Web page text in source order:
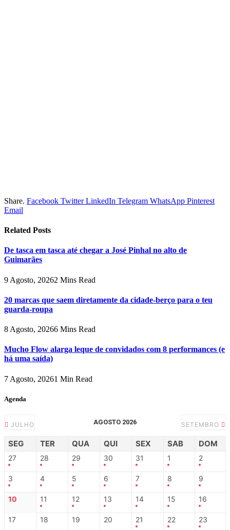
Share. Facebook Twitter LinkedIn Telegram WhatsApp Pinterest
Email
Related Posts
De tasca em tasca até chegar a José Pinhal no alto de
Guimarães
9 Agosto, 20262 Mins Read
20 marcas que saem diretamente da cidade-berço para o teu
guarda-roupa
8 Agosto, 20266 Mins Read
Mucho Flow alarga leque de convidados com 8 performances (e
há uma saída)
7 Agosto, 20261 Min Read
Agenda
JULHO AGOSTO 2026 SETEMBRO
SEG TER QUA QUI SEX SAB DOM
27 28 29 30 31 1 2
3 4 5 6 7 8 9
10 11 12 13 14 15 16
17 18 19 20 21 22 23